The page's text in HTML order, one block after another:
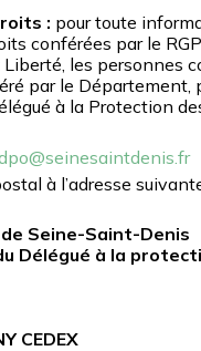
: pour toute
conférées par le
les personnes
par le Département,
à la Protection
à l’adresse
Seine-Saint-Denis
Délégué à la
CEDEX